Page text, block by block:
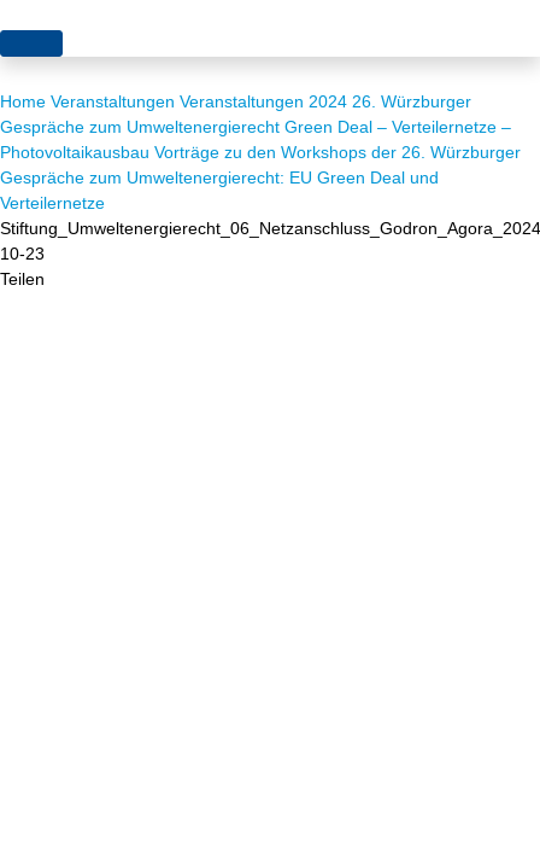
Themen
Akzeptanz
Europa
Flächen
Genehmigungen
Projekte
Publikationen
News
Blog
Home Veranstaltungen Veranstaltungen 2024 26. Würzburger
Gespräche zum Umweltenergierecht Green Deal – Verteilernetze –
Photovoltaikausbau Vorträge zu den Workshops der 26. Würzburger
Gespräche zum Umweltenergierecht: EU Green Deal und
Verteilernetze
10-23
Teilen